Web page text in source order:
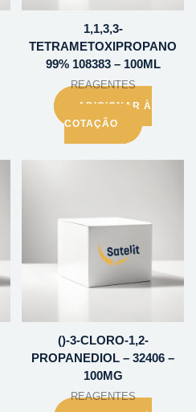
1,1,3,3-
TETRAMETOXIPROPANO
99% 108383 – 100ML
REAGENTES
ADICIONAR À
COTAÇÃO
()-3-CLORO-1,2-
PROPANEDIOL – 32406 –
100MG
REAGENTES